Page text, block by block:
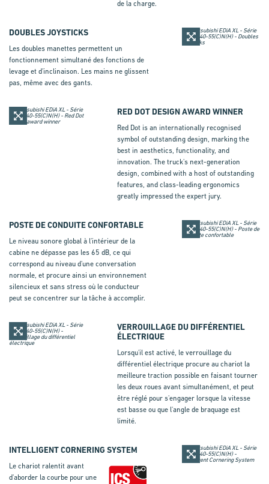
de la charge.
DOUBLES JOYSTICKS
Les doubles manettes permettent un
fonctionnement simultané des fonctions de
levage et d'inclinaison. Les mains ne glissent
pas, même avec des gants.
RED DOT DESIGN AWARD WINNER
Red Dot is an internationally recognised
symbol of outstanding design, marking the
best in aesthetics, functionality, and
innovation. The truck's next-generation
design, combined with a host of outstanding
features, and class-leading ergonomics
greatly impressed the expert jury.
POSTE DE CONDUITE CONFORTABLE
Le niveau sonore global à l'intérieur de la
cabine ne dépasse pas les 65 dB, ce qui
correspond au niveau d'une conversation
normale, et procure ainsi un environnement
silencieux et sans stress où le conducteur
peut se concentrer sur la tâche à accomplir.
VERROUILLAGE DU DIFFÉRENTIEL
ÉLECTRIQUE
Lorsqu'il est activé, le verrouillage du
différentiel électrique procure au chariot la
meilleure traction possible en faisant tourner
les deux roues avant simultanément, et peut
être réglé pour s'engager lorsque la vitesse
est basse ou que l'angle de braquage est
limité.
INTELLIGENT CORNERING SYSTEM
Le chariot ralentit avant
d'aborder la courbe pour une